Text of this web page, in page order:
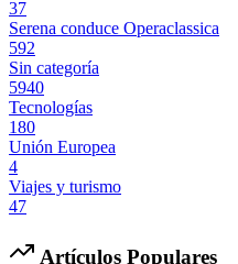
37
Serena conduce Operaclassica
592
Sin categoría
5940
Tecnologías
180
Unión Europea
4
Viajes y turismo
47
Artículos Populares